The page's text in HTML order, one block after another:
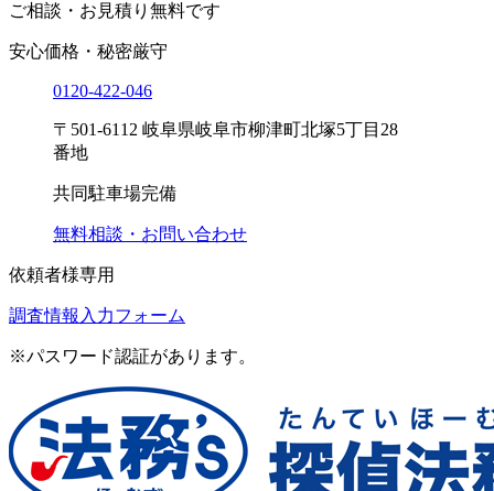
ご相談・お見積り 無料です
安心価格・秘密厳守
0120-422-046
〒501-6112 岐阜県岐阜市柳津町北塚5丁目28
番地
共同駐車場完備
無料相談・お問い合わせ
依頼者様専用
調査情報入力フォーム
※パスワード認証があります。